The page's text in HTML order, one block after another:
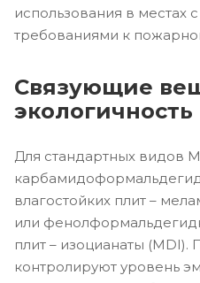
использования в
требованиями к
Связующие
Для стандартных видов
влагостойких плит –
или
плит – изоцианаты (MDI).
контролируют уровень